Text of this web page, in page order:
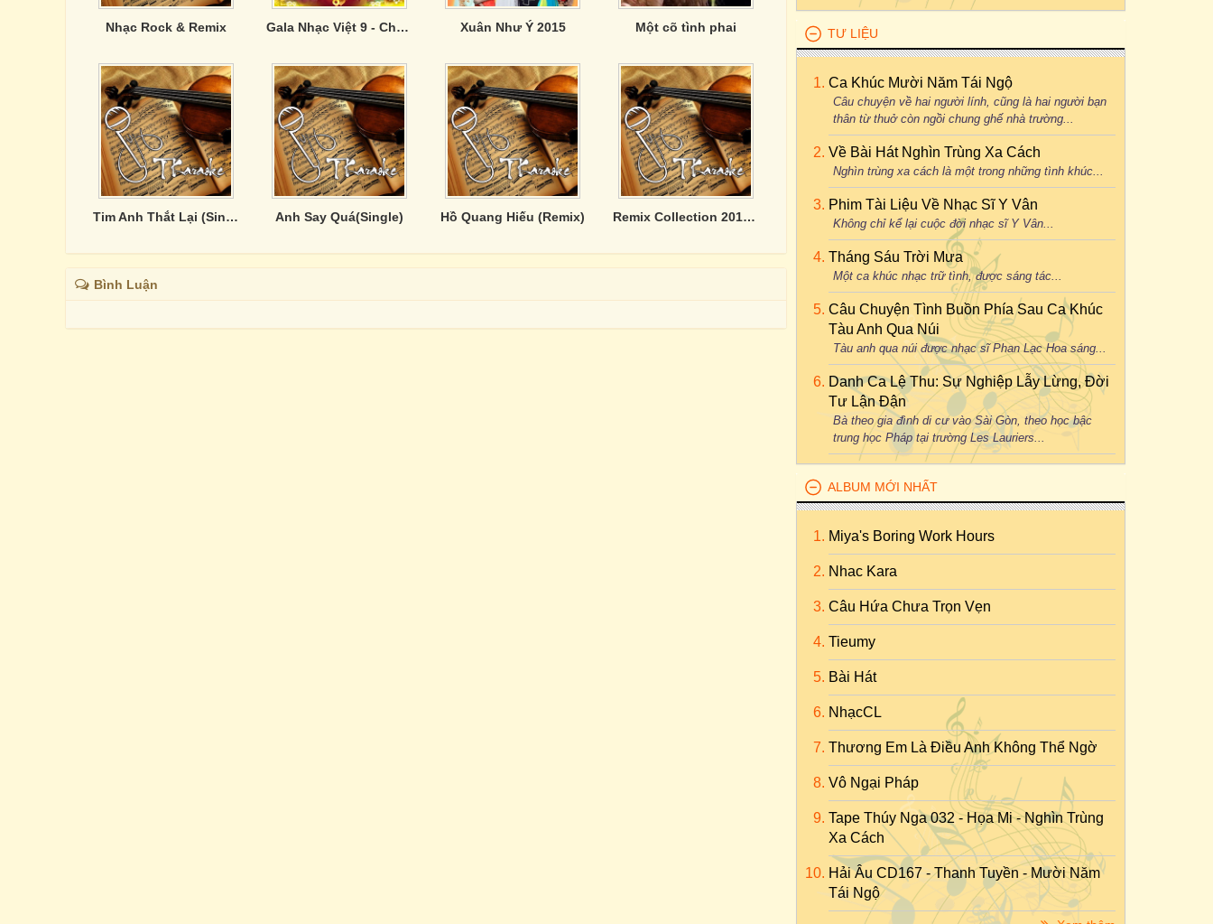
Nhạc Rock & Remix Gala Nhạc Việt 9 - Chúc Tết Mọi Nhà Xuân Như Ý 2015 Một cõ tình phai
Tim Anh Thắt Lại (Single) Anh Say Quá(Single) Hồ Quang Hiếu (Remix) Remix Collection 2017 - Hồ Quang Hiếu
Bình Luận
TƯ LIỆU
Ca Khúc Mười Năm Tái Ngộ
Câu chuyện về hai người lính, cũng là hai người bạn
thân từ thuở còn ngồi chung ghế nhà trường...
Về Bài Hát Nghìn Trùng Xa Cách
Nghìn trùng xa cách là một trong những tình khúc...
Phim Tài Liệu Về Nhạc Sĩ Y Vân
Không chỉ kể lại cuộc đời nhạc sĩ Y Vân...
Tháng Sáu Trời Mưa
Một ca khúc nhạc trữ tình, được sáng tác...
Câu Chuyện Tình Buồn Phía Sau Ca Khúc
Tàu Anh Qua Núi
Tàu anh qua núi được nhạc sĩ Phan Lạc Hoa sáng...
Danh Ca Lệ Thu: Sự Nghiệp Lẫy Lừng, Đời
Tư Lận Đận
Bà theo gia đình di cư vào Sài Gòn, theo học bậc
trung học Pháp tại trường Les Lauriers...
ALBUM MỚI NHẤT
Miya's Boring Work Hours
Nhac Kara
Câu Hứa Chưa Trọn Vẹn
Tieumy
Bài Hát
NhạcCL
Thương Em Là Điều Anh Không Thể Ngờ
Vô Ngại Pháp
Tape Thúy Nga 032 - Họa Mi - Nghìn Trùng
Xa Cách
Hải Âu CD167 - Thanh Tuyền - Mười Năm
Tái Ngộ